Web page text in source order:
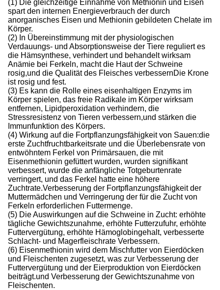
(1) Die gleichzeitige Einnahme von Methionin und Eisen
spart den internen Energieverbrauch der durch
anorganisches Eisen und Methionin gebildeten Chelate im
Körper.
(2) In Übereinstimmung mit der physiologischen
Verdauungs- und Absorptionsweise der Tiere reguliert es
die Hämsynthese, verhindert und behandelt wirksam
Anämie bei Ferkeln, macht die Haut der Schweine
rosig,und die Qualität des Fleisches verbessernDie Krone
ist rosig und fest.
(3) Es kann die Rolle eines eisenhaltigen Enzyms im
Körper spielen, das freie Radikale im Körper wirksam
entfernen, Lipidperoxidation verhindern, die
Stressresistenz von Tieren verbessern,und stärken die
Immunfunktion des Körpers.
(4) Wirkung auf die Fortpflanzungsfähigkeit von Sauen:die
erste Zuchtfruchtbarkeitsrate und die Überlebensrate von
entwöhntem Ferkel von Primärsauen, die mit
Eisenmethionin gefüttert wurden, wurden signifikant
verbessert, wurde die anfängliche Totgeburtenrate
verringert, und das Ferkel hatte eine höhere
Zuchtrate.Verbesserung der Fortpflanzungsfähigkeit der
Muttermädchen und Verringerung der für die Zucht von
Ferkeln erforderlichen Futtermenge.
(5) Die Auswirkungen auf die Schweine in Zucht: erhöhte
tägliche Gewichtszunahme, erhöhte Futterzufuhr, erhöhte
Futtervergütung, erhöhte Hämoglobingehalt, verbesserte
Schlacht- und Magerfleischrate Verbessern.
(6) Eisenmethionin wird dem Mischfutter von Eierdöcken
und Fleischenten zugesetzt, was zur Verbesserung der
Futtervergütung und der Eierproduktion von Eierdöcken
beiträgt.und Verbesserung der Gewichtszunahme von
Fleischenten.